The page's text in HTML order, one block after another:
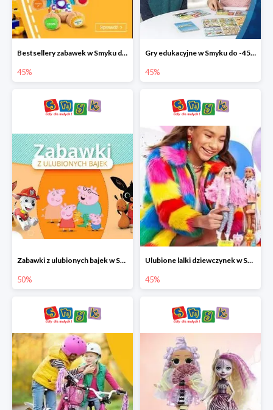
Bestsellery zabawek w Smyku do -45%
45%
Gry edukacyjne w Smyku do -45%
45%
Zabawki z ulubionych bajek w Smyku do -50%
50%
Ulubione lalki dziewczynek w Smyku do -45%
45%